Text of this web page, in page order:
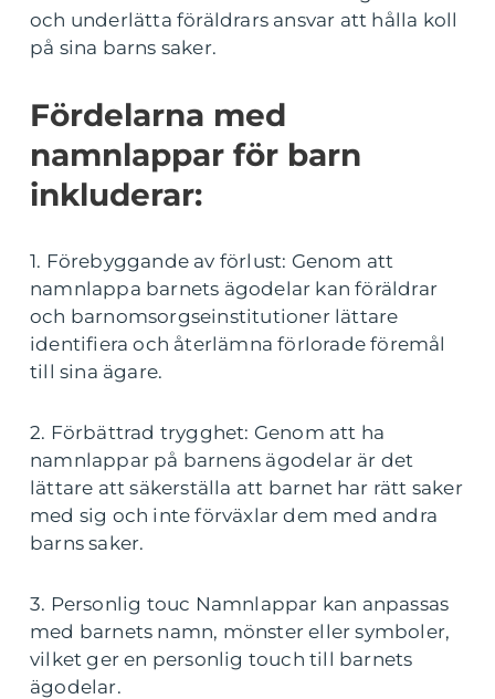
och underlätta föräldrars ansvar att hålla koll
på sina barns saker.
Fördelarna med
namnlappar för barn
inkluderar:
1. Förebyggande av förlust: Genom att
namnlappa barnets ägodelar kan föräldrar
och barnomsorgseinstitutioner lättare
identifiera och återlämna förlorade föremål
till sina ägare.
2. Förbättrad trygghet: Genom att ha
namnlappar på barnens ägodelar är det
lättare att säkerställa att barnet har rätt saker
med sig och inte förväxlar dem med andra
barns saker.
3. Personlig touc Namnlappar kan anpassas
med barnets namn, mönster eller symboler,
vilket ger en personlig touch till barnets
ägodelar.